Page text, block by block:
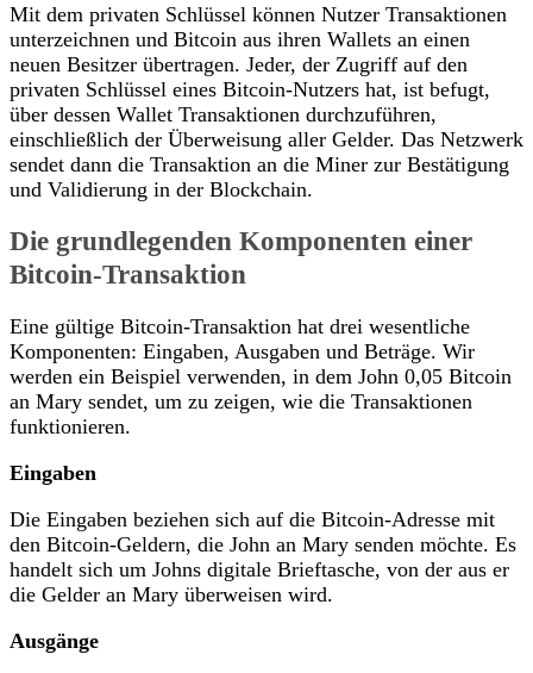
Mit dem privaten Schlüssel können Nutzer Transaktionen
unterzeichnen und Bitcoin aus ihren Wallets an einen
neuen Besitzer übertragen. Jeder, der Zugriff auf den
privaten Schlüssel eines Bitcoin-Nutzers hat, ist befugt,
über dessen Wallet Transaktionen durchzuführen,
einschließlich der Überweisung aller Gelder. Das Netzwerk
sendet dann die Transaktion an die Miner zur Bestätigung
und Validierung in der Blockchain.
Die grundlegenden Komponenten einer
Bitcoin-Transaktion
Eine gültige Bitcoin-Transaktion hat drei wesentliche
Komponenten: Eingaben, Ausgaben und Beträge. Wir
werden ein Beispiel verwenden, in dem John 0,05 Bitcoin
an Mary sendet, um zu zeigen, wie die Transaktionen
funktionieren.
Eingaben
Die Eingaben beziehen sich auf die Bitcoin-Adresse mit
den Bitcoin-Geldern, die John an Mary senden möchte. Es
handelt sich um Johns digitale Brieftasche, von der aus er
die Gelder an Mary überweisen wird.
Ausgänge